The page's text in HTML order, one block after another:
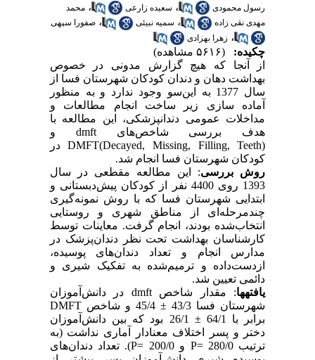
رسول محمودی
، سعیده زارعی ، محمد
مهدی نقی زاده
، سمیه نبیئی ، صفورا سپهی
، زهرا بهزادی
چکیده:
(۵۶۱۶ مشاهده)
از آنجا که هیچ گزارش مدونی در خصوص
بهداشت دهان و دندان کودکان شهرستان فسا از
سال 1377 به این‌سو وجود ندارد و به ‌منظور
آماده ‌سازی زیر ساخت انجام مطالعات و
مداخلات عمومی دندانپزشکی، این مطالعه با
هدف بررسی شاخص‌هایdmft و
DMFT(Decayed, Missing, Filling, Teeth)در
کودکان شهرستان فسا انجام شد.
روش بررسی: این مطالعه مقطعی در سال
1393 روی 4400 نفر از کودکان پیش‌دبستانی و
ابتدایی شهرستان فسا که با روش نمونه‌گیری
چندمرحله‌ای از مناطق شهری و روستایی
انتخاب‌شده بودند، انجام گرفت. معاینات توسط
کارشناسان بهداشت تحت نظر دندان‌پزشک در
مدارس انجام و تعداد دندان‌های پوسیده،
ازدست‌داده و ترمیم‌شده به تفکیک شیری و
دائمی تعیین شد.
یافته­ها: مقدار شاخصdmft در دانش‌آموزان
شهرستان فسا 43/3 ± 45/4 و شاخص
DMFT
برابر با 64/1 ± 26/1 بود که بین دانش‌آموزان
دختر و پسر اختلاف معنادار آماری نداشت (به
ترتیب 280/0
P= و 200/0 P=). تعداد دندان‌های